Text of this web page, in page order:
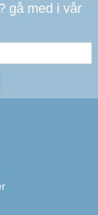
gå med i vår